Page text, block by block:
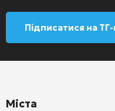
Підписатися на
Міста